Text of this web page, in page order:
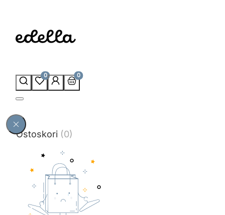
0 0
Ostoskori (0)